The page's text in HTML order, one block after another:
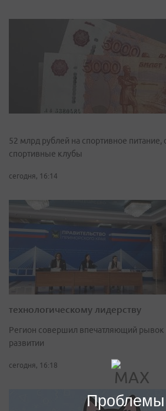
52 млрд рублей на спортивное
спортивные клубы
сегодня, 16:14
технологическому лидерству
Регион совершил впечатляющий рывок
развитии
сегодня, 16:18
Проблемы